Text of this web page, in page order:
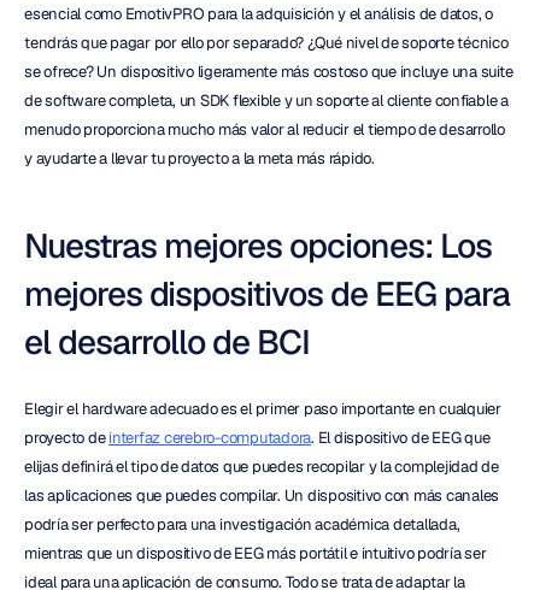
esencial como EmotivPRO para la adquisición y el análisis de datos, o
tendrás que pagar por ello por separado? ¿Qué nivel de soporte técnico
se ofrece? Un dispositivo ligeramente más costoso que incluye una suite
de software completa, un SDK flexible y un soporte al cliente confiable a
menudo proporciona mucho más valor al reducir el tiempo de desarrollo
y ayudarte a llevar tu proyecto a la meta más rápido.
Nuestras mejores opciones: Los
mejores dispositivos de EEG para
el desarrollo de BCI
Elegir el hardware adecuado es el primer paso importante en cualquier
proyecto de interfaz cerebro-computadora. El dispositivo de EEG que
elijas definirá el tipo de datos que puedes recopilar y la complejidad de
las aplicaciones que puedes compilar. Un dispositivo con más canales
podría ser perfecto para una investigación académica detallada,
mientras que un dispositivo de EEG más portátil e intuitivo podría ser
ideal para una aplicación de consumo. Todo se trata de adaptar la